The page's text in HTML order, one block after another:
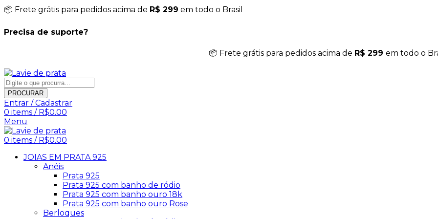
📦 Frete grátis para pedidos acima de R$ 299 em todo o Brasil
Precisa de suporte?
📦 Frete grátis para pedidos acima de R$ 299 em todo o
PROCURAR
Entrar / Cadastrar
0 items / R$0.00
Menu
0 items / R$0.00
JOIAS EM PRATA 925
Anéis
Prata 925
Prata 925 com banho de ródio
Prata 925 com banho ouro 18k
Prata 925 com banho ouro Rose
Berloques